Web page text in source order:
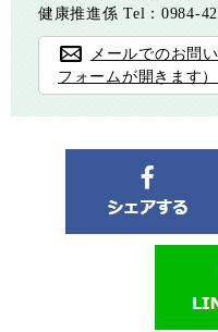
健康推進係 Tel：0984-
メールでのお問
フォームが開きます）